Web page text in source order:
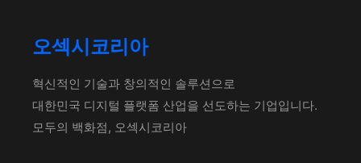
오섹시코리아
혁신적인 기술과 창의적인 솔루션으로
대한민국 디지털 플랫폼 산업을 선도하는 기업입니다.
모두의 백화점, 오섹시코리아